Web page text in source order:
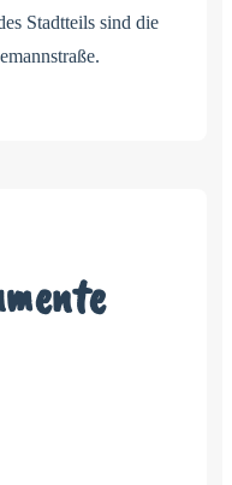
Stadtteils sind die